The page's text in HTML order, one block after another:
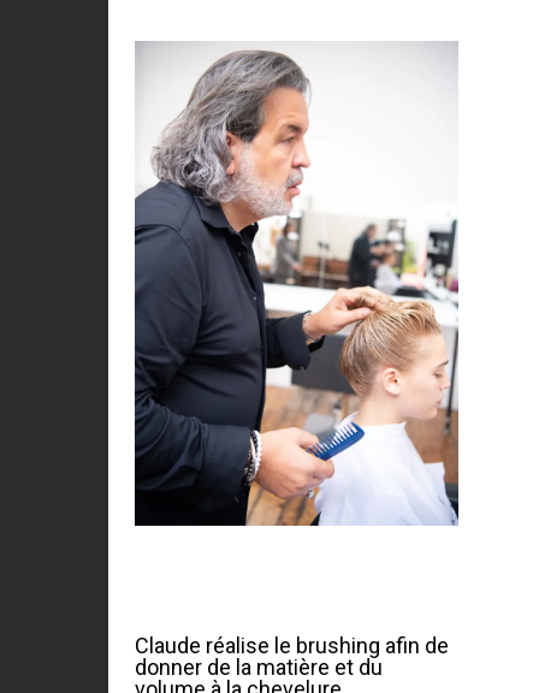
Claude réalise le brushing afin de
donner de la matière et du